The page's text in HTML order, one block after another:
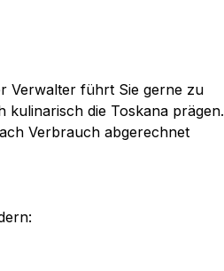
Verwalter führt Sie gerne zu
die Toskana prägen.
Verbrauch abgerechnet